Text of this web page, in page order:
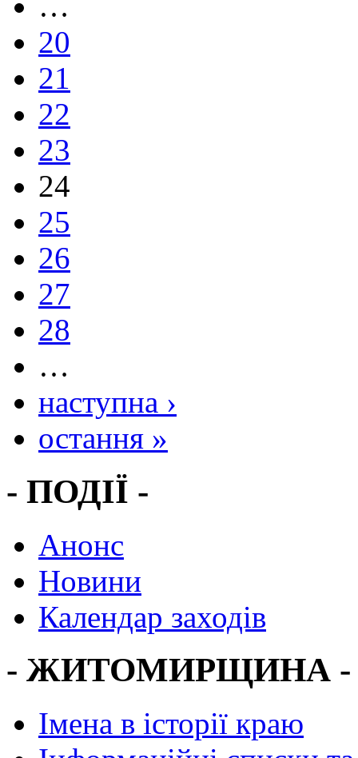
20
21
22
23
24
25
26
27
28
…
наступна ›
остання »
- ПОДІЇ -
Анонс
Новини
Календар заходів
- ЖИТОМИРЩИНА -
Імена в історії краю